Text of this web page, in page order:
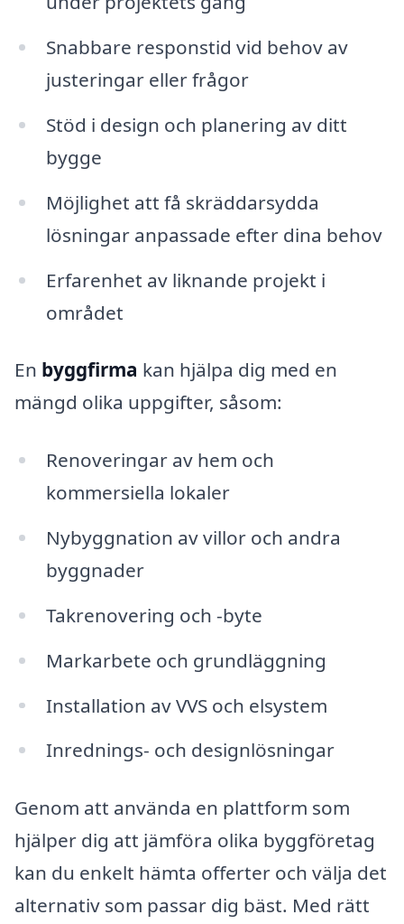
Snabbare responstid vid behov av
justeringar eller frågor
Stöd i design och planering av ditt
bygge
Möjlighet att få skräddarsydda
lösningar anpassade efter dina behov
Erfarenhet av liknande projekt i
området
En byggfirma kan hjälpa dig med en
mängd olika uppgifter, såsom:
Renoveringar av hem och
kommersiella lokaler
Nybyggnation av villor och andra
byggnader
Takrenovering och -byte
Markarbete och grundläggning
Installation av VVS och elsystem
Inrednings- och designlösningar
Genom att använda en plattform som
hjälper dig att jämföra olika byggföretag
kan du enkelt hämta offerter och välja det
alternativ som passar dig bäst. Med rätt